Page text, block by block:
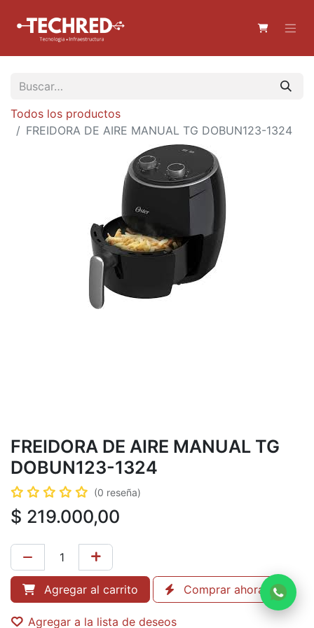
Todos los productos
FREIDORA DE AIRE MANUAL TG DOBUN123-1324
FREIDORA DE AIRE MANUAL TG
DOBUN123-1324
(0 reseña)
$ 219.000,00
Agregar al carrito Comprar ahora
Agregar a la lista de deseos